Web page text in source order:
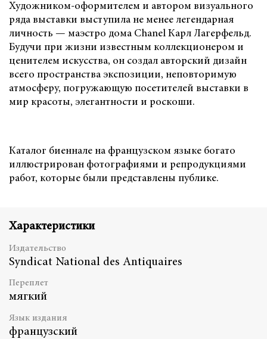
Художником-оформителем и автором визуального
ряда выставки выступила не менее легендарная
личность — маэстро дома Chanel Карл Лагерфельд.
Будучи при жизни известным коллекционером и
ценителем искусства, он создал авторский дизайн
всего пространства экспозиции, неповторимую
атмосферу, погружающую посетителей выставки в
мир красоты, элегантности и роскоши.
Каталог биеннале на французском языке богато
иллюстрирован фотографиями и репродукциями
работ, которые были представлены публике.
Характеристики
Издательство
Syndicat National des Antiquaires
Переплет
мягкий
Язык издания
французский